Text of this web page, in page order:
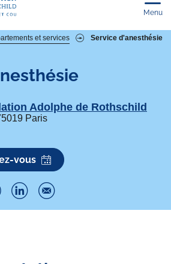
Menu
et services Service d'anesthésie
Adolphe de Rothschild
Paris
vous
P
P